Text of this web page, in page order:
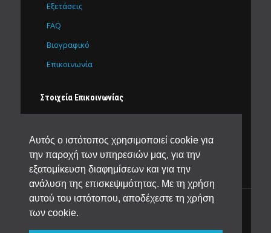
Αυτός ο ιστότοπος χρησιμοποιεί cookie για
την παροχή των υπηρεσιών μας, για την
εξατομίκευση διαφημίσεων και για την
ανάλυση της επισκεψιμότητας. Με τη χρήση
αυτού του ιστότοπου, αποδέχεστε τη χρήση
των cookie.
Εξετάσεις
FAQ
Βιογραφικό
Επικοινωνία
Στοιχεία Επικοινωνίας
2333028118
6976633515
sdaoukopoulos@yahoo.gr
© 2018 -